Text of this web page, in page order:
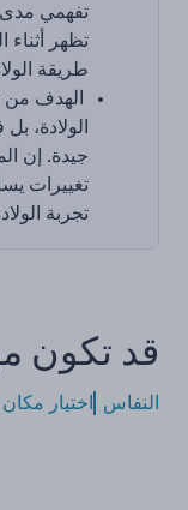
تفهمي
تظهر أثناء
طريقة
الهدف من
الولادة،
جيدة. إن
تغييرات
تجربة
قد تكون
النفاس اختيار مكان